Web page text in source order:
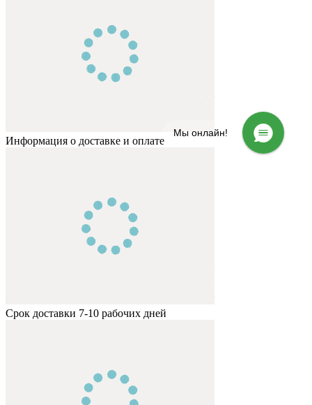
Информация о доставке и оплате
Срок доставки 7-10 рабочих дней
Мы онлайн!